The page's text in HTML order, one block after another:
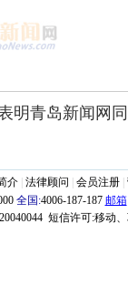
明青岛新闻网